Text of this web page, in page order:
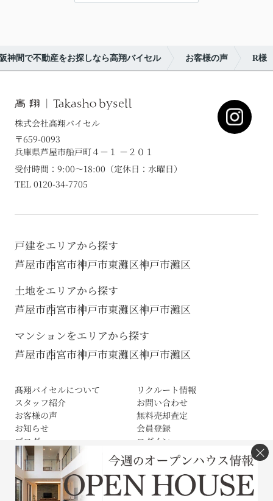
神間で不動産をお探しなら高翔バイセル お客様の声 R様
株式会社高翔バイセル
〒659-0093
兵庫県芦屋市船戸町４－１ －２０１
受付時間：9:00～18:00（定休日：水曜日）
TEL 0120-34-7705
戸建をエリアから探す
芦屋市西宮市神戸市東灘区神戸市灘区
土地をエリアから探す
芦屋市西宮市神戸市東灘区神戸市灘区
マンションをエリアから探す
芦屋市西宮市神戸市東灘区神戸市灘区
髙翔バイセルについて
リクルート情報
スタッフ紹介
お問い合わせ
お客様の声
無料売却査定
お知らせ
会員登録
ブログ
ログイン
サイトマップ 利用規約プライバシーポリシー
Cookieの取扱いについて
×